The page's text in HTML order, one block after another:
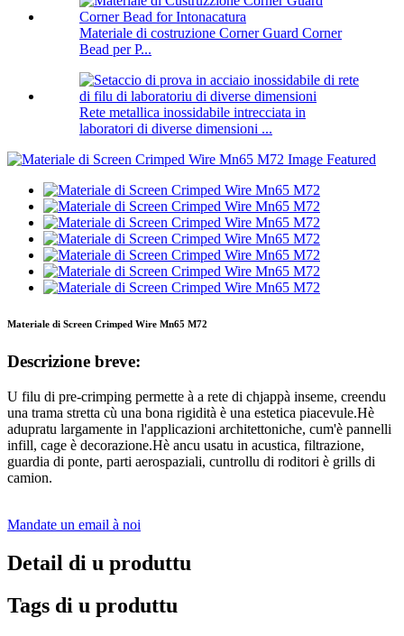
Materiale di costruzione Corner Guard Corner
Bead per P...
Rete metallica inossidabile intrecciata in
laboratori di diverse dimensioni ...
Materiale di Screen Crimped Wire Mn65 M72
Descrizione breve:
U filu di pre-crimping permette à a rete di chjappà inseme, creendu
una trama stretta cù una bona rigidità è una estetica piacevule.Hè
adupratu largamente in l'applicazioni architettoniche, cum'è pannelli
infill, cage è decorazione.Hè ancu usatu in acustica, filtrazione,
guardia di ponte, parti aerospaziali, cuntrollu di roditori è grills di
camion.
Mandate un email à noi
Detail di u produttu
Tags di u produttu